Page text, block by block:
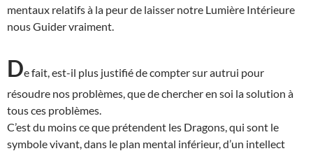
mentaux relatifs à la peur de laisser notre Lumière Intérieure
nous Guider vraiment.
De fait, est-il plus justifié de compter sur autrui pour
résoudre nos problèmes, que de chercher en soi la solution à
tous ces problèmes.
C’est du moins ce que prétendent les Dragons, qui sont le
symbole vivant, dans le plan mental inférieur, d’un intellect